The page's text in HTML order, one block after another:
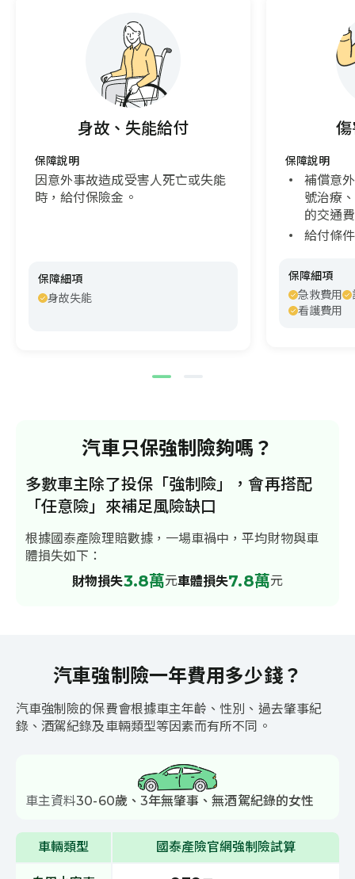
身故、失能給付
保障說明
因意外事故造成受害人死亡或失能
時，給付保險金。
保障細項
身故失能
保障說明
補償意
號治療
的交通
給付條
保障細項
急救費用
看護費用
汽車只保強制險夠嗎？
多數車主除了投保「強制險」，會再搭配
「任意險」來補足風險缺口
根據國泰產險理賠數據，一場車禍中，平均財物與車
體損失如下：
財物損失3.8萬元車體損失7.8萬元
汽車強制險一年費用多少錢？
汽車強制險的保費會根據車主年齡、性別、過去肇事紀
錄、酒駕紀錄及車輛類型等因素而有所不同。
車主資料30-60歲、3年無肇事、無酒駕紀錄的女性
各車輛類型的強制險保費試算
車輛類型 國泰產險官網強制險試算